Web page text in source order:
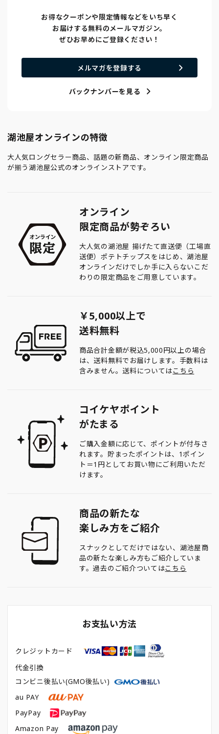
お得なクーポンや限定情報などをいち早く
お届けする無料のメールマガジン。
ぜひお早めにご登録ください！
メルマガを登録する
バックナンバーを見る
湖池屋オンラインの特徴
大人気ロングセラー商品、話題の新商品、オンライン限定商品
が揃う湖池屋公式のオンラインストアです。
オンライン
限定商品が勢ぞろい
大人気の湖池屋 揚げたて直送便（工場直
送便）ポテトチップスをはじめ、湖池屋
オンラインだけでしか手に入らないこだ
わりの限定商品をご用意しています。
￥5,000以上で
送料無料
商品合計金額が税込5,000円以上の場合
は、送料無料でお届けします。手数料は
含みません。送料についてはこちら
コイケヤポイント
がたまる
ご購入金額に応じて、ポイントが付与さ
れます。貯まったポイントは、1ポイン
ト＝1円としてお買い物にご利用いただ
けます。
商品の新たな
楽しみ方をご紹介
スナックとしてだけではない、湖池屋商
品の新たな楽しみ方もご紹介していま
す。過去のご紹介ついてはこちら
お支払い方法
クレジットカード
代金引換
コンビニ後払い(GMO後払い)
au PAY
PayPay
Amazon Pay